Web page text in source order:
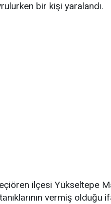
bir kişi yaralandı.
ilçesi Yükseltepe
vermiş